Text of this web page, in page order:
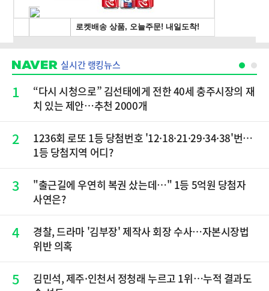
실시간 랭킹뉴스
1
“다시 시청으로” 김선태에게 전한 40세 충주시장의 재
치 있는 제안…추천 2000개
2
1236회 로또 1등 당첨번호 '12·18·21·29·34·38'번…
1등 당첨지역 어디?
3
"출근길에 우연히 복권 샀는데…" 1등 5억원 당첨자
사연은?
4
경찰, 드라마 '김부장' 제작사 회장 수사…자본시장법
위반 의혹
5
김민석, 제주·인천서 정청래 누르고 1위…누적 결과도